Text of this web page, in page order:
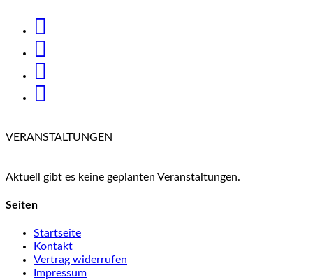
VERANSTALTUNGEN
Aktuell gibt es keine geplanten Veranstaltungen.
Seiten
Startseite
Kontakt
Vertrag widerrufen
Impressum